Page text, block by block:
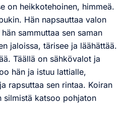
on heikkotehoinen, himmeä.
Hän napsauttaa valon
sammuttaa sen saman
jaloissa, tärisee ja läähättää.
Täällä on sähkövalot ja
hän ja istuu lattialle,
rapsuttaa sen rintaa. Koiran
silmistä katsoo pohjaton